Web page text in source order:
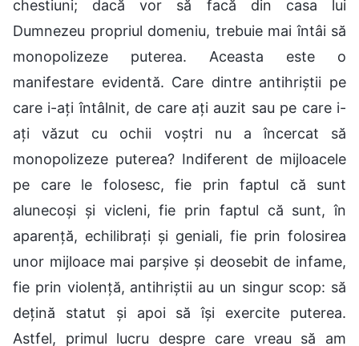
chestiuni; dacă vor să facă din casa lui
Dumnezeu propriul domeniu, trebuie mai întâi să
monopolizeze puterea. Aceasta este o
manifestare evidentă. Care dintre antihriștii pe
care i-ați întâlnit, de care ați auzit sau pe care i-
ați văzut cu ochii voștri nu a încercat să
monopolizeze puterea? Indiferent de mijloacele
pe care le folosesc, fie prin faptul că sunt
alunecoși și vicleni, fie prin faptul că sunt, în
aparență, echilibrați și geniali, fie prin folosirea
unor mijloace mai parșive și deosebit de infame,
fie prin violență, antihriștii au un singur scop: să
dețină statut și apoi să își exercite puterea.
Astfel, primul lucru despre care vreau să am